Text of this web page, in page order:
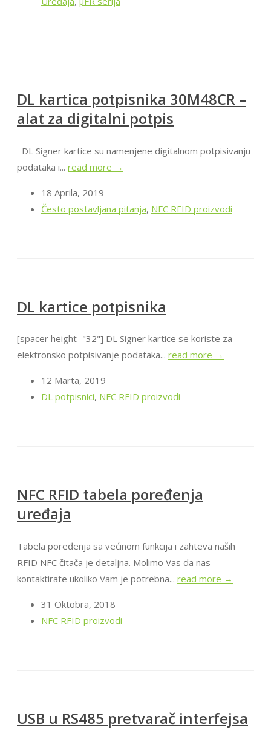
DL kartica potpisnika 30M48CR –
alat za digitalni potpis
DL Signer kartice su namenjene digitalnom potpisivanju
podataka i... read more →
18 Aprila, 2019
Često postavljana pitanja, NFC RFID proizvodi
DL kartice potpisnika
[spacer height="32"] DL Signer kartice se koriste za
elektronsko potpisivanje podataka... read more →
12 Marta, 2019
DL potpisnici, NFC RFID proizvodi
NFC RFID tabela poređenja
uređaja
Tabela poređenja sa većinom funkcija i zahteva naših
RFID NFC čitača je detaljna. Molimo Vas da nas
kontaktirate ukoliko Vam je potrebna... read more →
31 Oktobra, 2018
NFC RFID proizvodi
USB u RS485 pretvarač interfejsa